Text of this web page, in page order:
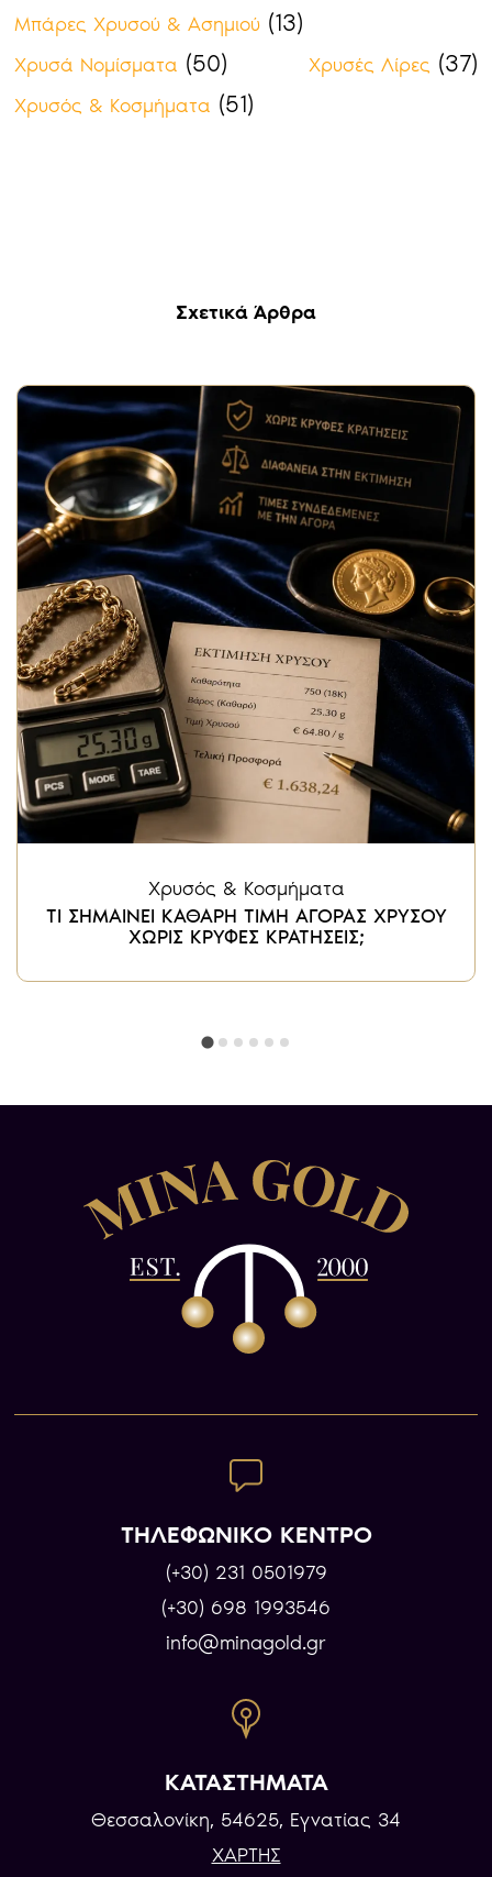
Μπάρες Χρυσού & Ασημιού (13)
Χρυσά Νομίσματα (50) Χρυσές Λίρες (37)
Χρυσός & Κοσμήματα (51)
Σχετικά Άρθρα
Χρυσός & Κοσμήματα
ΤΙ ΣΗΜΑΙΝΕΙ ΚΑΘΑΡΗ ΤΙΜΗ ΑΓΟΡΑΣ ΧΡΥΣΟΥ
ΧΩΡΙΣ ΚΡΥΦΕΣ ΚΡΑΤΗΣΕΙΣ;
ΤΗΛΕΦΩΝΙΚΟ ΚΕΝΤΡΟ
(+30) 231 0501979
(+30) 698 1993546
info@minagold.gr
ΚΑΤΑΣΤΗΜΑΤΑ
Θεσσαλονίκη, 54625, Εγνατίας 34
ΧΑΡΤΗΣ